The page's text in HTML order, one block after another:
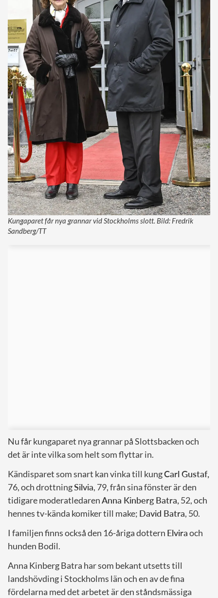
Kungaparet får nya grannar vid Stockholms slott. Bild: Fredrik
Sandberg/TT
Nu får kungaparet nya grannar på Slottsbacken och
det är inte vilka som helt som flyttar in.
Kändisparet som snart kan vinka till kungCarl Gustaf,
76, och drottningSilvia, 79, från sina fönster är den
tidigare moderatledarenAnna Kinberg Batra, 52, och
hennes tv-kända komiker till make; David Batra, 50.
I familjen finns också den 16-åriga dottern Elviraoch
hunden Bodil.
Anna Kinberg Batra har som bekant utsetts till
landshövding i Stockholms län och en av de fina
fördelarna med det arbetet är den ståndsmässiga